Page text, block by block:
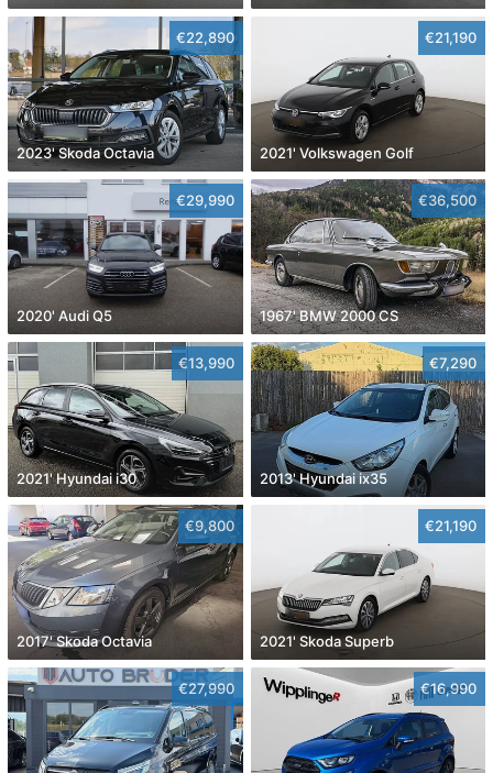
€22,890
2023' Skoda Octavia
€21,190
2021' Volkswagen Golf
€29,990
2020' Audi Q5
€36,500
1967' BMW 2000 CS
€13,990
2021' Hyundai i30
€7,290
2013' Hyundai ix35
€9,800
2017' Skoda Octavia
€21,190
2021' Skoda Superb
€27,990 €16,990